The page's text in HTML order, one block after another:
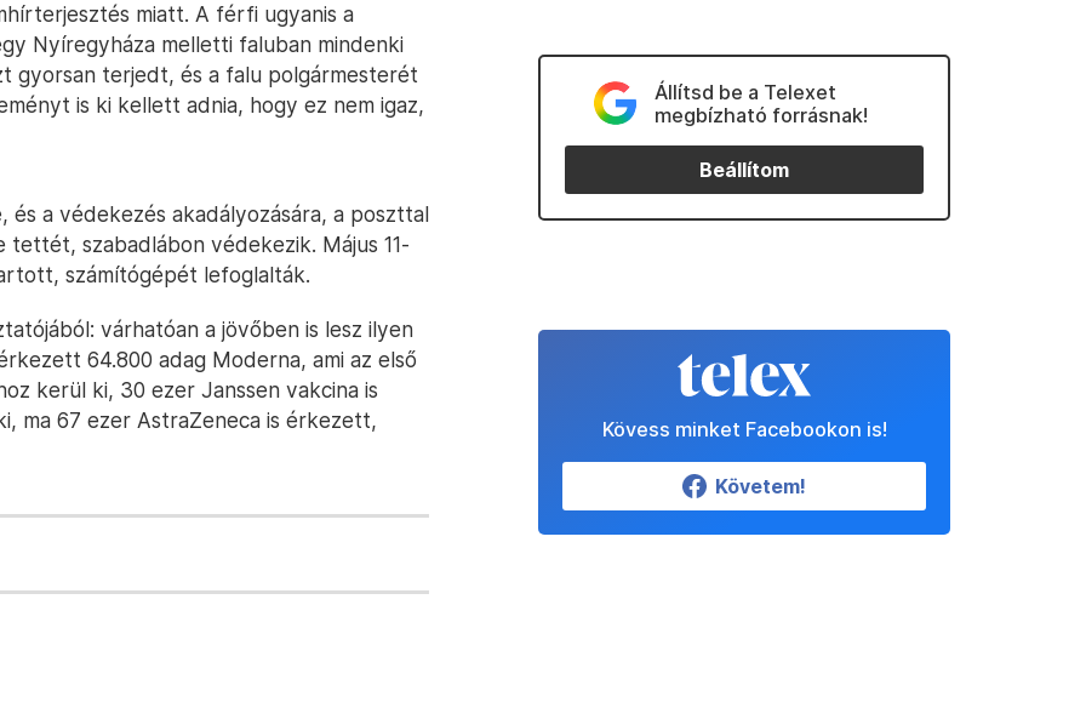
miatt. A férfi ugyanis a
Nyíregyháza melletti faluban mindenki
gyorsan terjedt, és a falu polgármesterét
is ki kellett adnia, hogy ez nem igaz,
a védekezés akadályozására, a poszttal
szabadlábon védekezik. Május 11-
számítógépét lefoglalták.
várhatóan a jövőben is lesz ilyen
64.800 adag Moderna, ami az első
kerül ki, 30 ezer Janssen vakcina is
ma 67 ezer AstraZeneca is érkezett,
Állítsd be a Telexet
megbízható forrásnak!
Beállítom
Kövess minket Facebookon is!
Követem!